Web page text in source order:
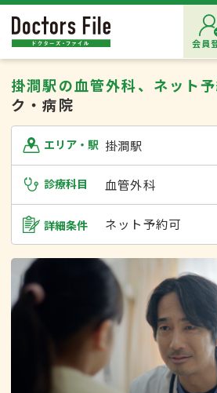
会員
掛澗駅の血管外科、ネット
ク・病院
エリア・駅 掛澗駅
診療科目 血管外科
詳細条件 ネット予約可